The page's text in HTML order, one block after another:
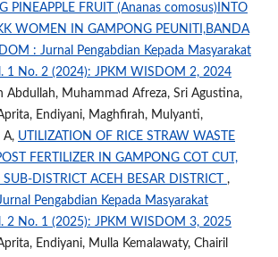
PINEAPPLE FRUIT (Ananas comosus)INTO
WOMEN IN GAMPONG PEUNITI,BANDA
: Jurnal Pengabdian Kepada Masyarakat
1 No. 2 (2024): JPKM WISDOM 2, 2024
Abdullah, Muhammad Afreza, Sri Agustina,
Endiyani, Maghfirah, Mulyanti,
A, UTILIZATION OF RICE STRAW WASTE
FERTILIZER IN GAMPONG COT CUT,
SUB-DISTRICT ACEH BESAR DISTRICT ,
Pengabdian Kepada Masyarakat
2 No. 1 (2025): JPKM WISDOM 3, 2025
Endiyani, Mulla Kemalawaty, Chairil